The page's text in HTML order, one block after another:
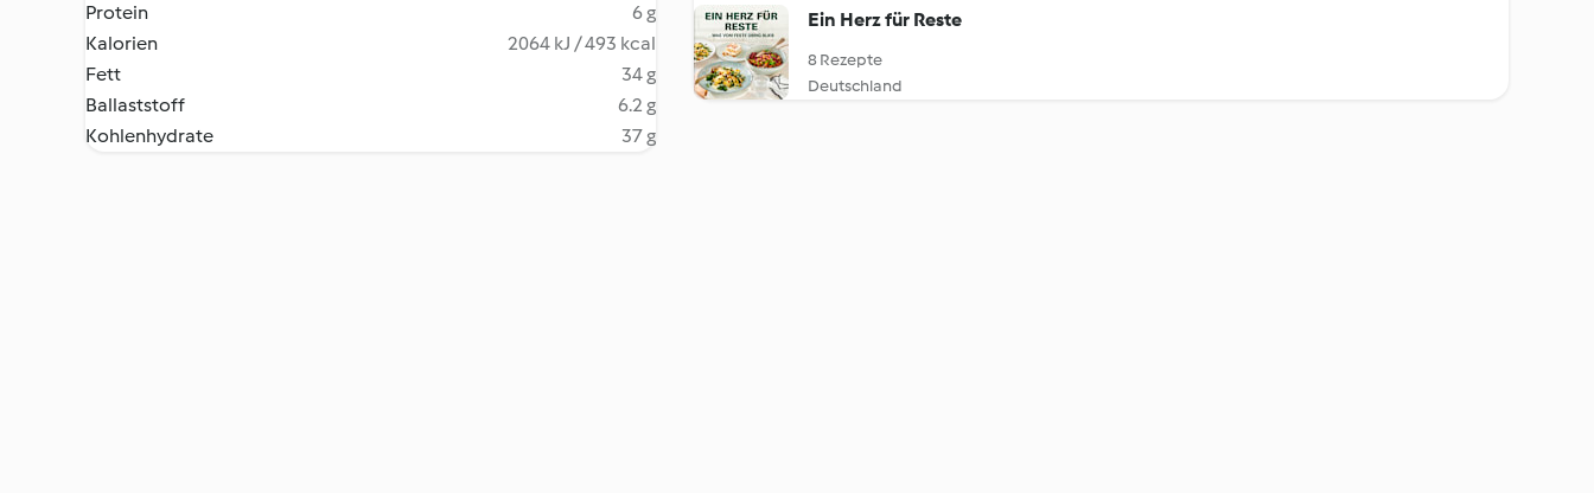
Protein
6 g
Kalorien
2064 kJ / 493 kcal
Fett
34 g
Ballaststoff
6.2 g
Kohlenhydrate
37 g
Ein Herz für Reste
8 Rezepte
Deutschland